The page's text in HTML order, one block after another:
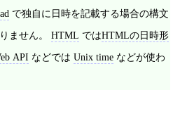
で独自に日時を記載する場合の構文
ません。 HTML ではHTMLの日時形
API などでは Unix time などが使わ